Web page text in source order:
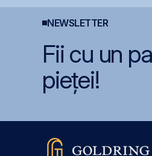
NEWSLETTER
Fii cu un
pieței!